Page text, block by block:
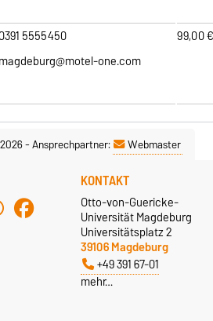
5555450
magdeburg@motel-one.com
99,00 €
-Ansprechpartner: Webmaster
KONTAKT
Otto-von-Guericke-
Universität Magdeburg
Universitätsplatz 2
39106 Magdeburg
+49 391 67-01
mehr…